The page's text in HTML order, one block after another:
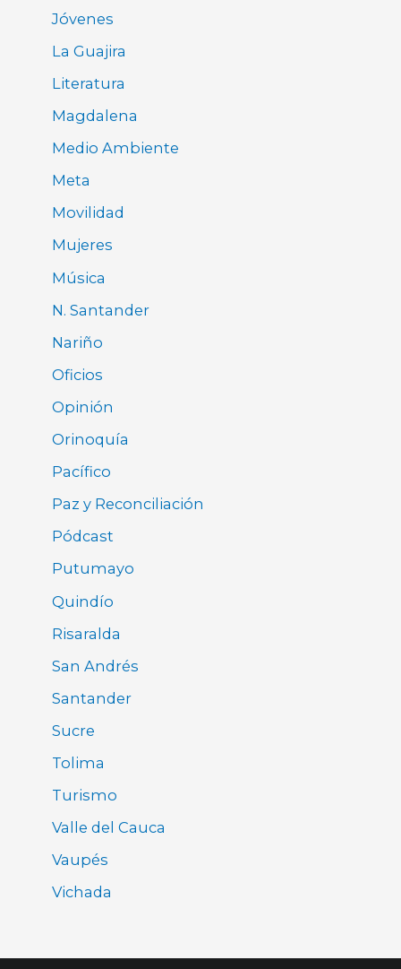
Jóvenes
La Guajira
Literatura
Magdalena
Medio Ambiente
Meta
Movilidad
Mujeres
Música
N. Santander
Nariño
Oficios
Opinión
Orinoquía
Pacífico
Paz y Reconciliación
Pódcast
Putumayo
Quindío
Risaralda
San Andrés
Santander
Sucre
Tolima
Turismo
Valle del Cauca
Vaupés
Vichada